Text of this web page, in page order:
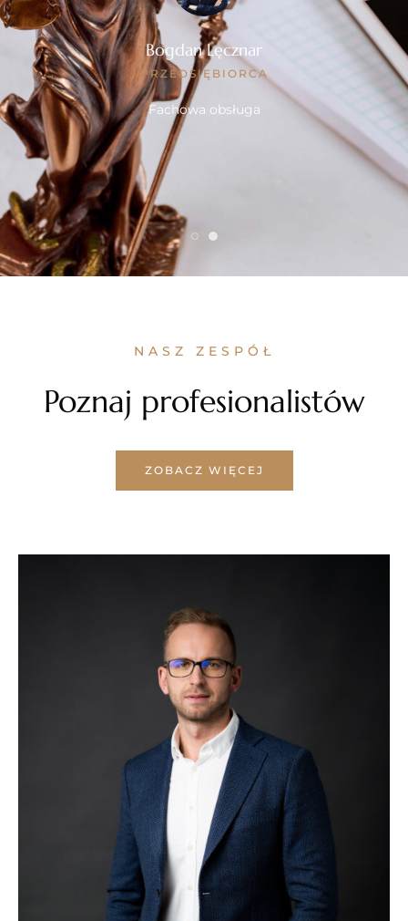
Janusz Data
PREZES
Fachowa obsługa
NASZ ZESPÓŁ
Poznaj profesionalistów
ZOBACZ WIĘCEJ